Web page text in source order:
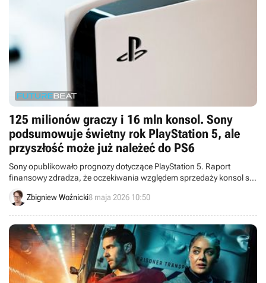
125 milionów graczy i 16 mln konsol. Sony
podsumowuje świetny rok PlayStation 5, ale
przyszłość może już należeć do PS6
Sony opublikowało prognozy dotyczące PlayStation 5. Raport
finansowy zdradza, że oczekiwania względem sprzedaży konsol są
mocno uzależnione od pozyskania pamięci „po rozsądnych
cenach”.Zbigniew Woźnicki8 maja 2026 10:50